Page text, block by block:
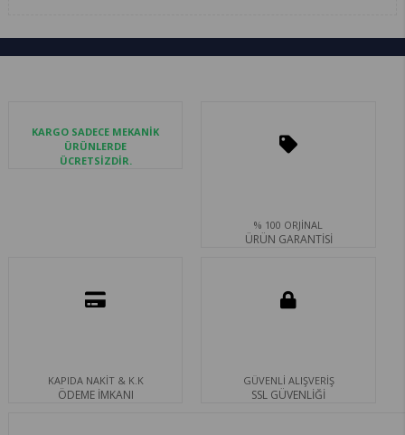
KARGO SADECE MEKANİK
ÜRÜNLERDE
ÜCRETSİZDİR.
% 100 ORJİNAL
ÜRÜN GARANTİSİ
KAPIDA NAKİT & K.K
ÖDEME İMKANI
GÜVENLİ ALIŞVERİŞ
SSL GÜVENLİĞİ